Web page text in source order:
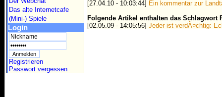
Das alte Internetcafe
(Mini-) Spiele
Login
Registrieren
Passwort vergessen
[27.04.10 - 10:03:44] Ein kommentar zur
Folgende Artikel enthalten das Schlagwort
[02.05.09 - 14:05:56] Jeder ist verdÃ¤chtig: